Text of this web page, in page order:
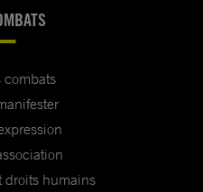
combats
droits humains